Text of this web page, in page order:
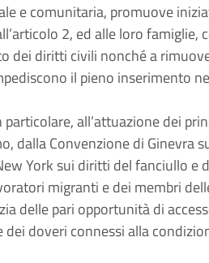
e comunitaria, promuove
2, ed alle loro famiglie,
dei diritti civili nonché a
il pieno inserimento
all’attuazione dei
dalla Convenzione di Ginevra
York sui diritti del fanciullo e
migranti e dei membri
delle pari opportunità di
doveri connessi alla